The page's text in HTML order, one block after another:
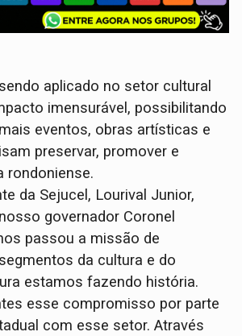
aplicado no setor cultural
imensurável, possibilitando
eventos, obras artísticas e
preservar, promover e
rondoniense.
da Sejucel, Lourival Junior,
governador Coronel
passou a missão de
da cultura e do
estamos fazendo história.
esse compromisso por parte
com esse setor. Através